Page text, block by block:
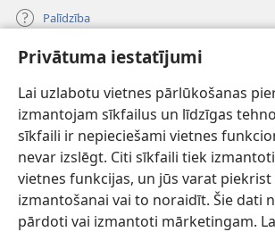
Privātuma iestatījumi
Lai uzlabotu vietnes pārlūkošanas
izmantojam sīkfailus un līdzīgas
sīkfaili ir nepieciešami vietnes
nevar izslēgt. Citi sīkfaili tiek
vietnes funkcijas, un jūs varat
izmantošanai vai to noraidīt. Šie dati
pārdoti vai izmantoti mārketingam.
Palīdzība
Ziedojumi
new
Sargtorņa TIEŠSAISTES BIBLIOTĒKA
(opens
new
window)JW Hub ®
(opens
new
window)JW Library ®